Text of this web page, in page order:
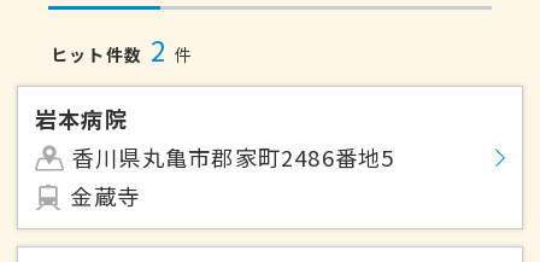
ヒット件数 2 件
岩本病院
香川県丸亀市郡家町2486番地5
金蔵寺